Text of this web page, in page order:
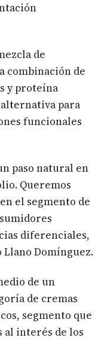
de
combinación de
y proteína
para
funcionales
paso natural en
Queremos
el segmento de
diferenciales,
Llano Domínguez.
de un
de cremas
segmento que
al interés de los